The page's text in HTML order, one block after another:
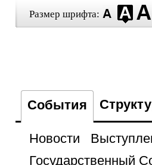
Размер шрифта:
События
Новости
Государственный